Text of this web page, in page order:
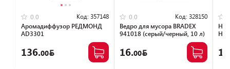
0.0 Код: 357148
Аромадиффузор РЕДМОНД
AD3301
136.00
0.0 Код: 328150
Ведро для мусора BRADEX
941018 (серый/черный, 10 л)
16.00